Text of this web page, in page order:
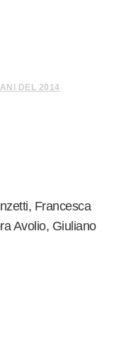
DEL 2014
Francesca
Avolio, Giuliano